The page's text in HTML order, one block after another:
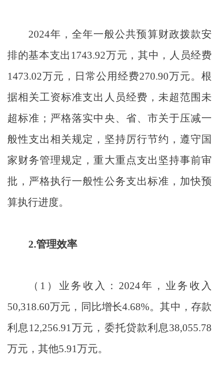
2024年，全年一般公共预算财政拨款安
排的基本支出 1743.92万元，其中，人员经费
1473.02万元，日常公用经费270.90万元。根
据相关工资标准支出人员经费，未超范围未
超标准；严格落实中央、省、市关于压减一
般性支出相关规定，坚持厉行节约，遵守国
家财务管理规定，重大重点支出坚持事前审
批，严格执行一般性公务支出标准，加快预
算执行进度。
2.管理效率
（ 1 ） 业务收入： 2024年，业务收入
50,318.60万元，同比增长4.68%。其中，存款
利息12,256.91万元，委托贷款利息38,055.78
万元，其他5.91万元。